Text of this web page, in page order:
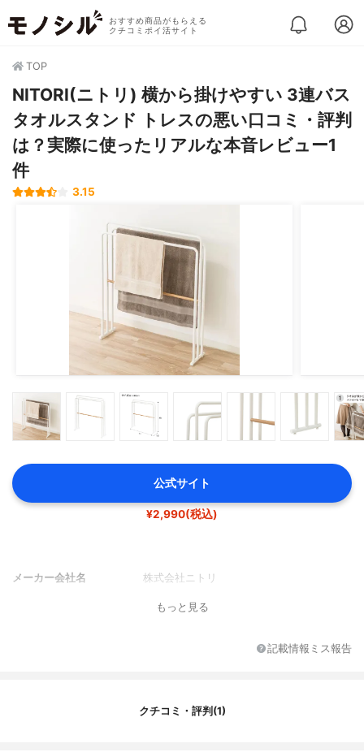
おすすめ商品がもらえる
クチコミポイ活サイト
TOP
NITORI(ニトリ) 横から掛けやすい 3連バス
タオルスタンド トレスの悪い口コミ・評判
は？実際に使ったリアルな本音レビュー1
件
3.15
公式サイト
¥2,990(税込)
メーカー会社名 株式会社ニトリ
もっと見る
記載情報ミス報告
クチコミ・評判(1)